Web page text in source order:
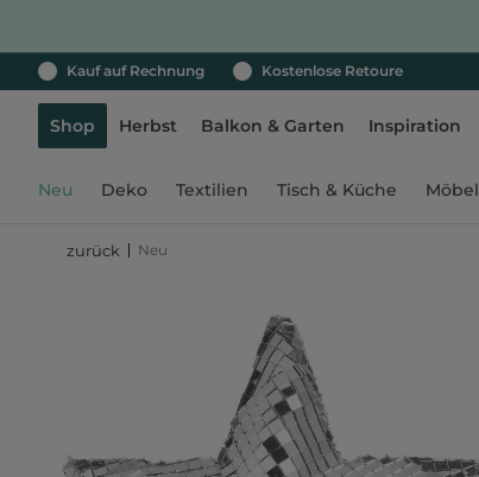
Kauf auf Rechnung Kostenlose Retoure
Shop Herbst Balkon & Garten Inspiration
Neu Deko Textilien Tisch & Küche Möbel
zurück Neu